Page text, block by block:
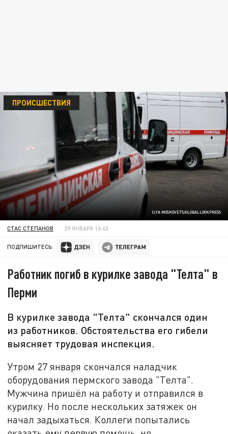
ILYA MOSKOVETS/GLOBALLOOKPRESS
ПРОИСШЕСТВИЯ
СТАС СТЕПАНОВ 29 ЯНВАРЯ 16:43
ПОДПИШИТЕСЬ:
Работник погиб в курилке завода "Телта" в
Перми
В курилке завода "Телта" скончался один
из работников. Обстоятельства его гибели
выясняет трудовая инспекция.
Утром 27 января скончался наладчик
оборудования пермского завода "Телта".
Мужчина пришёл на работу и отправился в
курилку. Но после нескольких затяжек он
начал задыхаться. Коллеги попытались